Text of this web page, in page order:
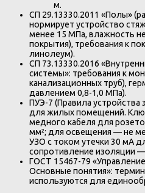
м.
СП 29.13330.2011 «Полы»
нормирует устройство
менее 15 МПа, влажность
покрытия), требования к
линолеум).
СП 73.13330.2016
системы»: требования к
канализационных труб),
давлением 0,8-1,0 МПа).
ПУЭ-7 (Правила устройства
для жилых помещений.
медного кабеля для
мм²; для освещения — не
УЗО с током утечки 30 мА
сопротивление изоляции
ГОСТ 15467-79
Основные понятия»:
используются для